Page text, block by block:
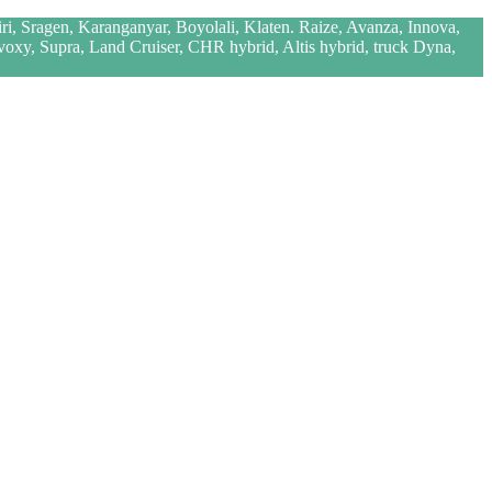
Sragen, Karanganyar, Boyolali, Klaten. Raize, Avanza, Innova,
Supra, Land Cruiser, CHR hybrid, Altis hybrid, truck Dyna,